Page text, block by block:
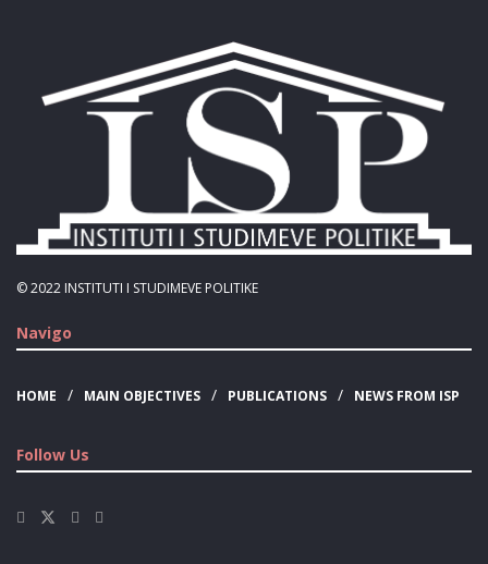
© 2022 INSTITUTI I STUDIMEVE POLITIKE
Navigo
HOME MAIN OBJECTIVES PUBLICATIONS NEWS FROM ISP
Follow Us